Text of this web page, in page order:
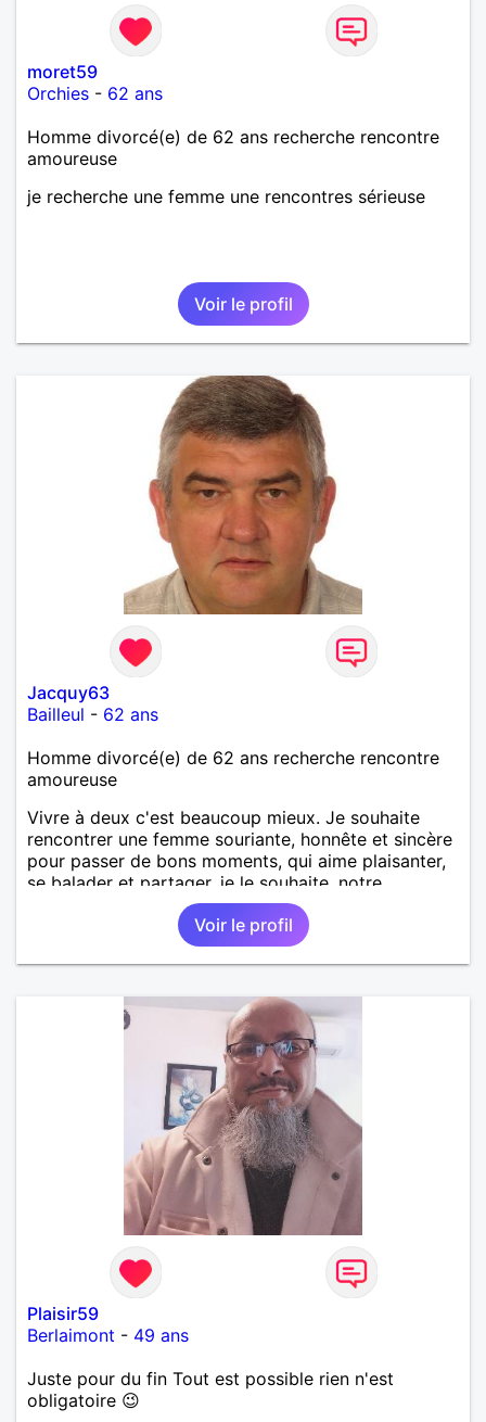
moret59
Orchies - 62 ans
Homme divorcé(e) de 62 ans recherche rencontre
amoureuse
je recherche une femme une rencontres sérieuse
Voir le profil
Jacquy63
Bailleul - 62 ans
Homme divorcé(e) de 62 ans recherche rencontre
amoureuse
Vivre à deux c'est beaucoup mieux. Je souhaite
rencontrer une femme souriante, honnête et sincère
pour passer de bons moments, qui aime plaisanter,
se balader et partager, je le souhaite, notre
complicité. J'aime beaucoup les chantiers de
randonnée pour se défouler, se relaxer, se détendre
et finalement prendre du bon temps. C'est difficile
de tout dire en quelques lignes. En revanche, vous
d'informations. A bientôt
Voir le profil
Plaisir59
Berlaimont - 49 ans
Juste pour du fin Tout est possible rien n'est
obligatoire 😉